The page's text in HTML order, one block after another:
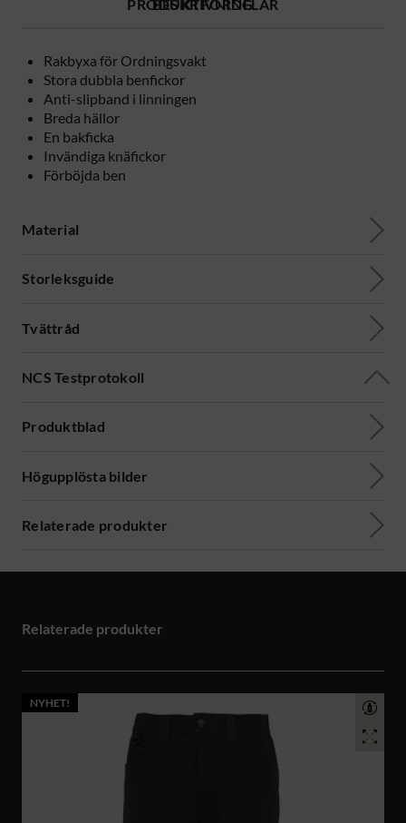
PRODUKTFÖRDELAR
Rakbyxa för Ordningsvakt
Stora dubbla benfickor
Anti-slipband i linningen
Breda hällor
En bakficka
Invändiga knäfickor
Förböjda ben
BESKRIVNING
Material
Storleksguide
Tvättråd
NCS Testprotokoll
Produktblad
Högupplösta bilder
Relaterade produkter
Relaterade produkter
NYHET!